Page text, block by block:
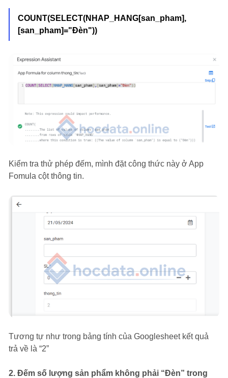
COUNT(SELECT(NHAP_HANG[san_pham],
[san_pham]="Đèn"))
Kiểm tra thử phép đếm, mình đặt công thức này ở App
Fomula cột thông tin.
Tương tự như trong bảng tính của Googlesheet kết quả
trả về là “2”
2. Đếm số lượng sản phẩm không phải “Đèn” trong